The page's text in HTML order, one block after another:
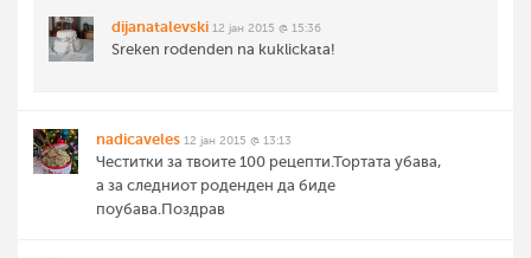
dijanatalevski 12 јан 2015 @ 15:36
Sreken rodenden na kuklickata!
nadicaveles 12 јан 2015 @ 13:13
Честитки за твоите 100 рецепти.Тортата убава,
а за следниот роденден да биде
поубава.Поздрав